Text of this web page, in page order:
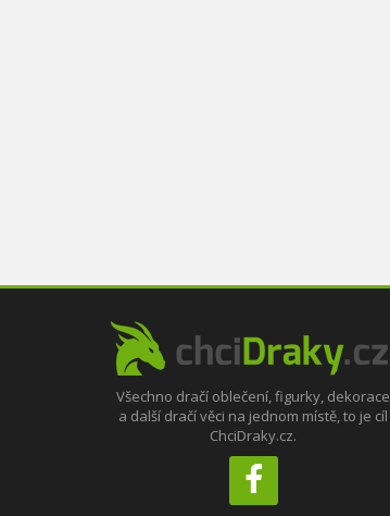
Všechno dračí oblečení, figurky, dekorace
a další dračí věci na jednom místě, to je cíl
ChciDraky.cz.